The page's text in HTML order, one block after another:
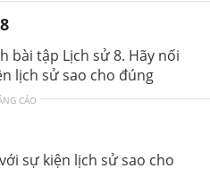
bài tập Lịch sử 8. Hãy nối
lịch sử sao cho đúng
CÁO
sự kiện lịch sử sao cho